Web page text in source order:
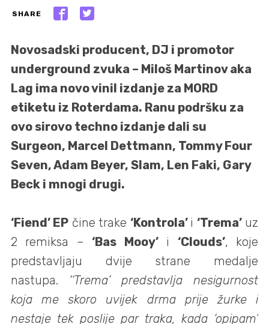
SHARE
Novosadski producent, DJ i promotor
underground zvuka – Miloš Martinov aka
Lag ima novo vinil izdanje za MORD
etiketu iz Roterdama. Ranu podršku za
ovo sirovo techno izdanje dali su
Surgeon, Marcel Dettmann, Tommy Four
Seven, Adam Beyer, Slam, Len Faki, Gary
Beck i mnogi drugi.
‘Fiend’ EP čine trake ‘Kontrola’ i ‘Trema’uz
2 remiksa –‘Bas Mooy’ i ‘Clouds’, koje
predstavljaju dvije strane medalje
nastupa.
‘‘Trema’ predstavlja nesigurnost
koja me skoro uvijek drma prije žurke i
nestaje tek poslije par traka, kada ‘opipam’